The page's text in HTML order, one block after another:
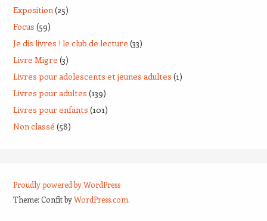
Exposition(25)
Focus (59)
Je dis livres ! le club de lecture (33)
Livre Migre (3)
Livres pour adolescents et jeunes adultes (1)
Livres pour adultes (139)
Livres pour enfants (101)
Non classé (58)
Proudly powered by WordPress
Theme: Confit byWordPress.com.